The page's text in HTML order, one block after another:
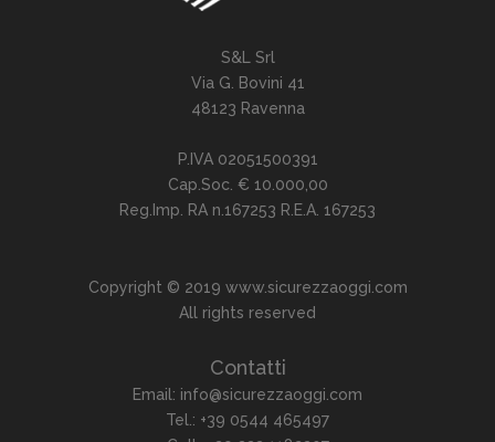
S&L Srl
Via G. Bovini 41
48123 Ravenna
P.IVA 02051500391
Cap.Soc. € 10.000,00
Reg.Imp. RA n.167253 R.E.A. 167253
Copyright © 2019 www.sicurezzaoggi.com
All rights reserved
Contatti
Email: info@sicurezzaoggi.com
Tel.: +39 0544 465497